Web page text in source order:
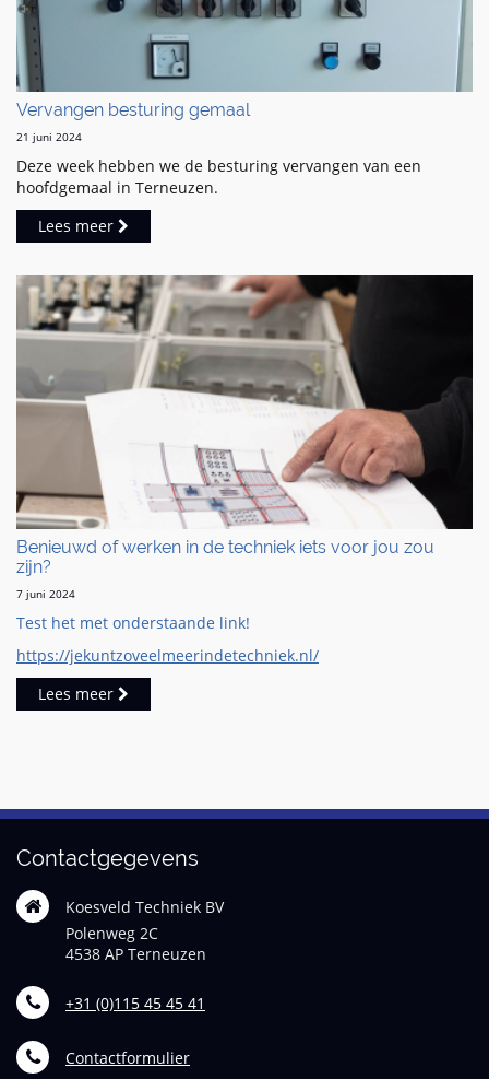
Vervangen besturing gemaal
21 juni 2024
Deze week hebben we de besturing vervangen van een
hoofdgemaal in Terneuzen.
Lees meer
Benieuwd of werken in de techniek iets voor jou zou
zijn?
7 juni 2024
Test het met onderstaande link!
https://jekuntzoveelmeerindetechniek.nl/
Lees meer
Contactgegevens
Koesveld Techniek BV
Polenweg 2C
4538 AP Terneuzen
+31 (0)115 45 45 41
Contactformulier